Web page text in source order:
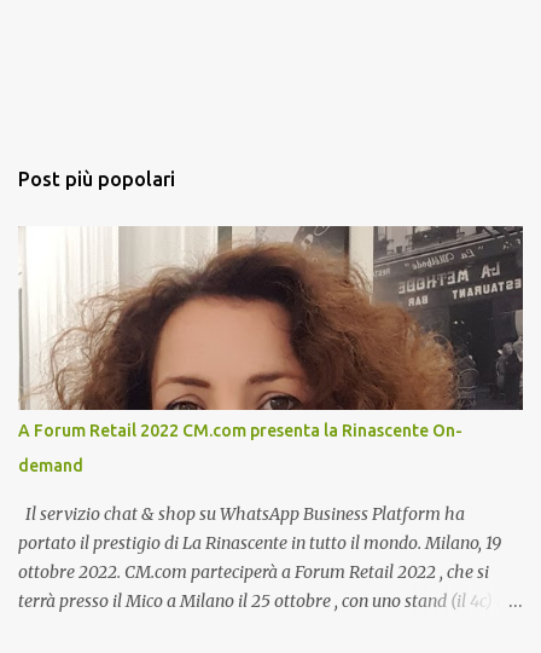
Post più popolari
A Forum Retail 2022 CM.com presenta la Rinascente On-
demand
Il servizio chat & shop su WhatsApp Business Platform ha
portato il prestigio di La Rinascente in tutto il mondo. Milano, 19
ottobre 2022. CM.com parteciperà a Forum Retail 2022 , che si
terrà presso il Mico a Milano il 25 ottobre , con uno stand (il 4c) e